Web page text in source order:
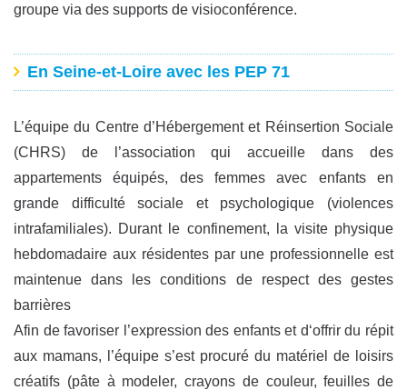
groupe via des supports de visioconférence.
En Seine-et-Loire avec les PEP 71
L’équipe du Centre d’Hébergement et Réinsertion Sociale
(CHRS) de l’association qui accueille dans des
appartements équipés, des femmes avec enfants en
grande difficulté sociale et psychologique (violences
intrafamiliales). Durant le confinement, la visite physique
hebdomadaire aux résidentes par une professionnelle est
maintenue dans les conditions de respect des gestes
barrières
Afin de favoriser l’expression des enfants et d‘offrir du répit
aux mamans, l’équipe s’est procuré du matériel de loisirs
créatifs (pâte à modeler, crayons de couleur, feuilles de